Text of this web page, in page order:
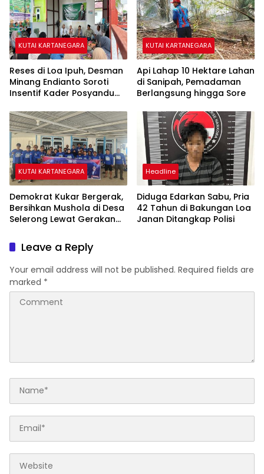
KUTAI KARTANEGARA
Reses di Loa Ipuh, Desman
Minang Endianto Soroti
Insentif Kader Posyandu
KUTAI KARTANEGARA
Api Lahap 10 Hektare Lahan
di Sanipah, Pemadaman
Berlangsung hingga Sore
KUTAI KARTANEGARA
Demokrat Kukar Bergerak,
Bersihkan Mushola di Desa
Selerong Lewat Gerakan
Headline
Diduga Edarkan Sabu, Pria
42 Tahun di Bakungan Loa
Janan Ditangkap Polisi
Leave a Reply
Your email address will not be published. Required fields are
marked *